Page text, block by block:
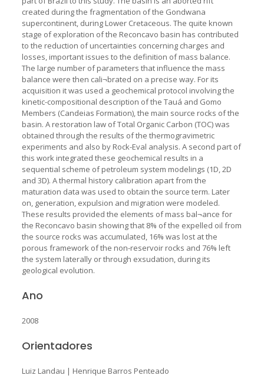
created during the fragmentation of the Gondwana
supercontinent, during Lower Cretaceous. The quite known
stage of exploration of the Reconcavo basin has contributed
to the reduction of uncertainties concerning charges and
losses, important issues to the definition of mass balance.
The large number of parameters that influence the mass
balance were then cali¬brated on a precise way. For its
acquisition it was used a geochemical protocol involving the
kinetic-compositional description of the Tauá and Gomo
Members (Candeias Formation), the main source rocks of the
basin. A restoration law of Total Organic Carbon (TOC) was
obtained through the results of the thermogravimetric
experiments and also by Rock-Eval analysis. A second part of
this work integrated these geochemical results in a
sequential scheme of petroleum system modelings (1D, 2D
and 3D). A thermal history calibration apart from the
maturation data was used to obtain the source term. Later
on, generation, expulsion and migration were modeled.
These results provided the elements of mass bal¬ance for
the Reconcavo basin showing that 8% of the expelled oil from
the source rocks was accumulated, 16% was lost at the
porous framework of the non-reservoir rocks and 76% left
the system laterally or through exsudation, during its
geological evolution.
Ano
2008
Orientadores
Luiz Landau | Henrique Barros Penteado